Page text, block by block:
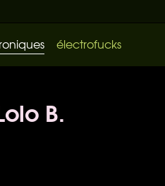
électrofucks
B.